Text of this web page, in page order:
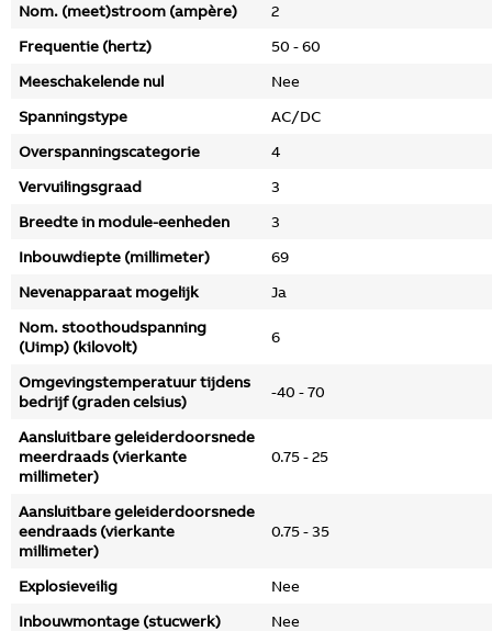
Nom. (meet)stroom (ampère)
2
Frequentie (hertz)
50 - 60
Meeschakelende nul
Nee
Spanningstype
AC/DC
Overspanningscategorie
4
Vervuilingsgraad
3
Breedte in module-eenheden
3
Inbouwdiepte (millimeter)
69
Nevenapparaat mogelijk
Ja
Nom. stoothoudspanning
(Uimp) (kilovolt)
6
Omgevingstemperatuur tijdens
bedrijf (graden celsius)
-40 - 70
Aansluitbare geleiderdoorsnede
meerdraads (vierkante
millimeter)
0.75 - 25
Aansluitbare geleiderdoorsnede
eendraads (vierkante
millimeter)
0.75 - 35
Explosieveilig
Nee
Inbouwmontage (stucwerk)
Nee